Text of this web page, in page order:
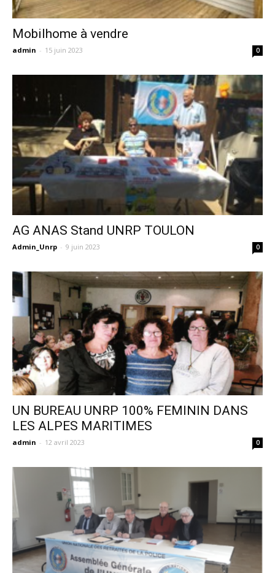
Mobilhome à vendre
admin - 15 juin 2023 0
AG ANAS Stand UNRP TOULON
Admin_Unrp - 9 juin 2023 0
UN BUREAU UNRP 100% FEMININ DANS
LES ALPES MARITIMES
admin - 12 avril 2023 0